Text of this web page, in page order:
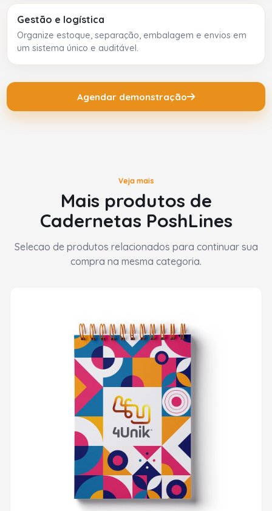
Gestão e logística
Organize estoque, separação, embalagem e envios em
um sistema único e auditável.
Agendar demonstração
Veja mais
Mais produtos de
Cadernetas PoshLines
Selecao de produtos relacionados para continuar sua
compra na mesma categoria.